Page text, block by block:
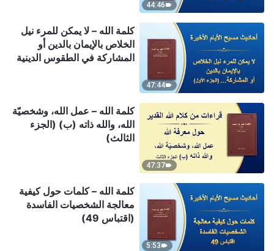
44:46
47:44
كلمة الله – لا يمكن للمرء نيل
الخلاص بالإيمان بالدين أو
المشاركة في الطقوس الدينية
47:37
كلمة الله – عمل الله، وشخصيّة
الله، والله ذاته (ب) (الجزء
الثالث)
5:53
كلمة الله – كلمات حول كيفية
معالجة الشخصيات الفاسدة
(اقتباس 49)